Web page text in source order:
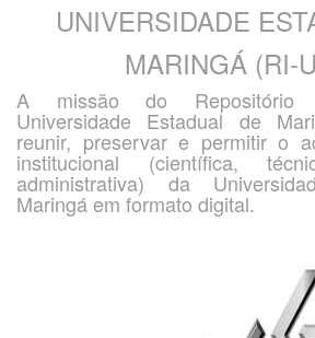
UNIVERSIDADE
MARINGÁ (RI-
A missão do Repositório
Universidade Estadual de
reunir, preservar e permitir o
institucional (científica,
administrativa) da
Maringá em formato digital.